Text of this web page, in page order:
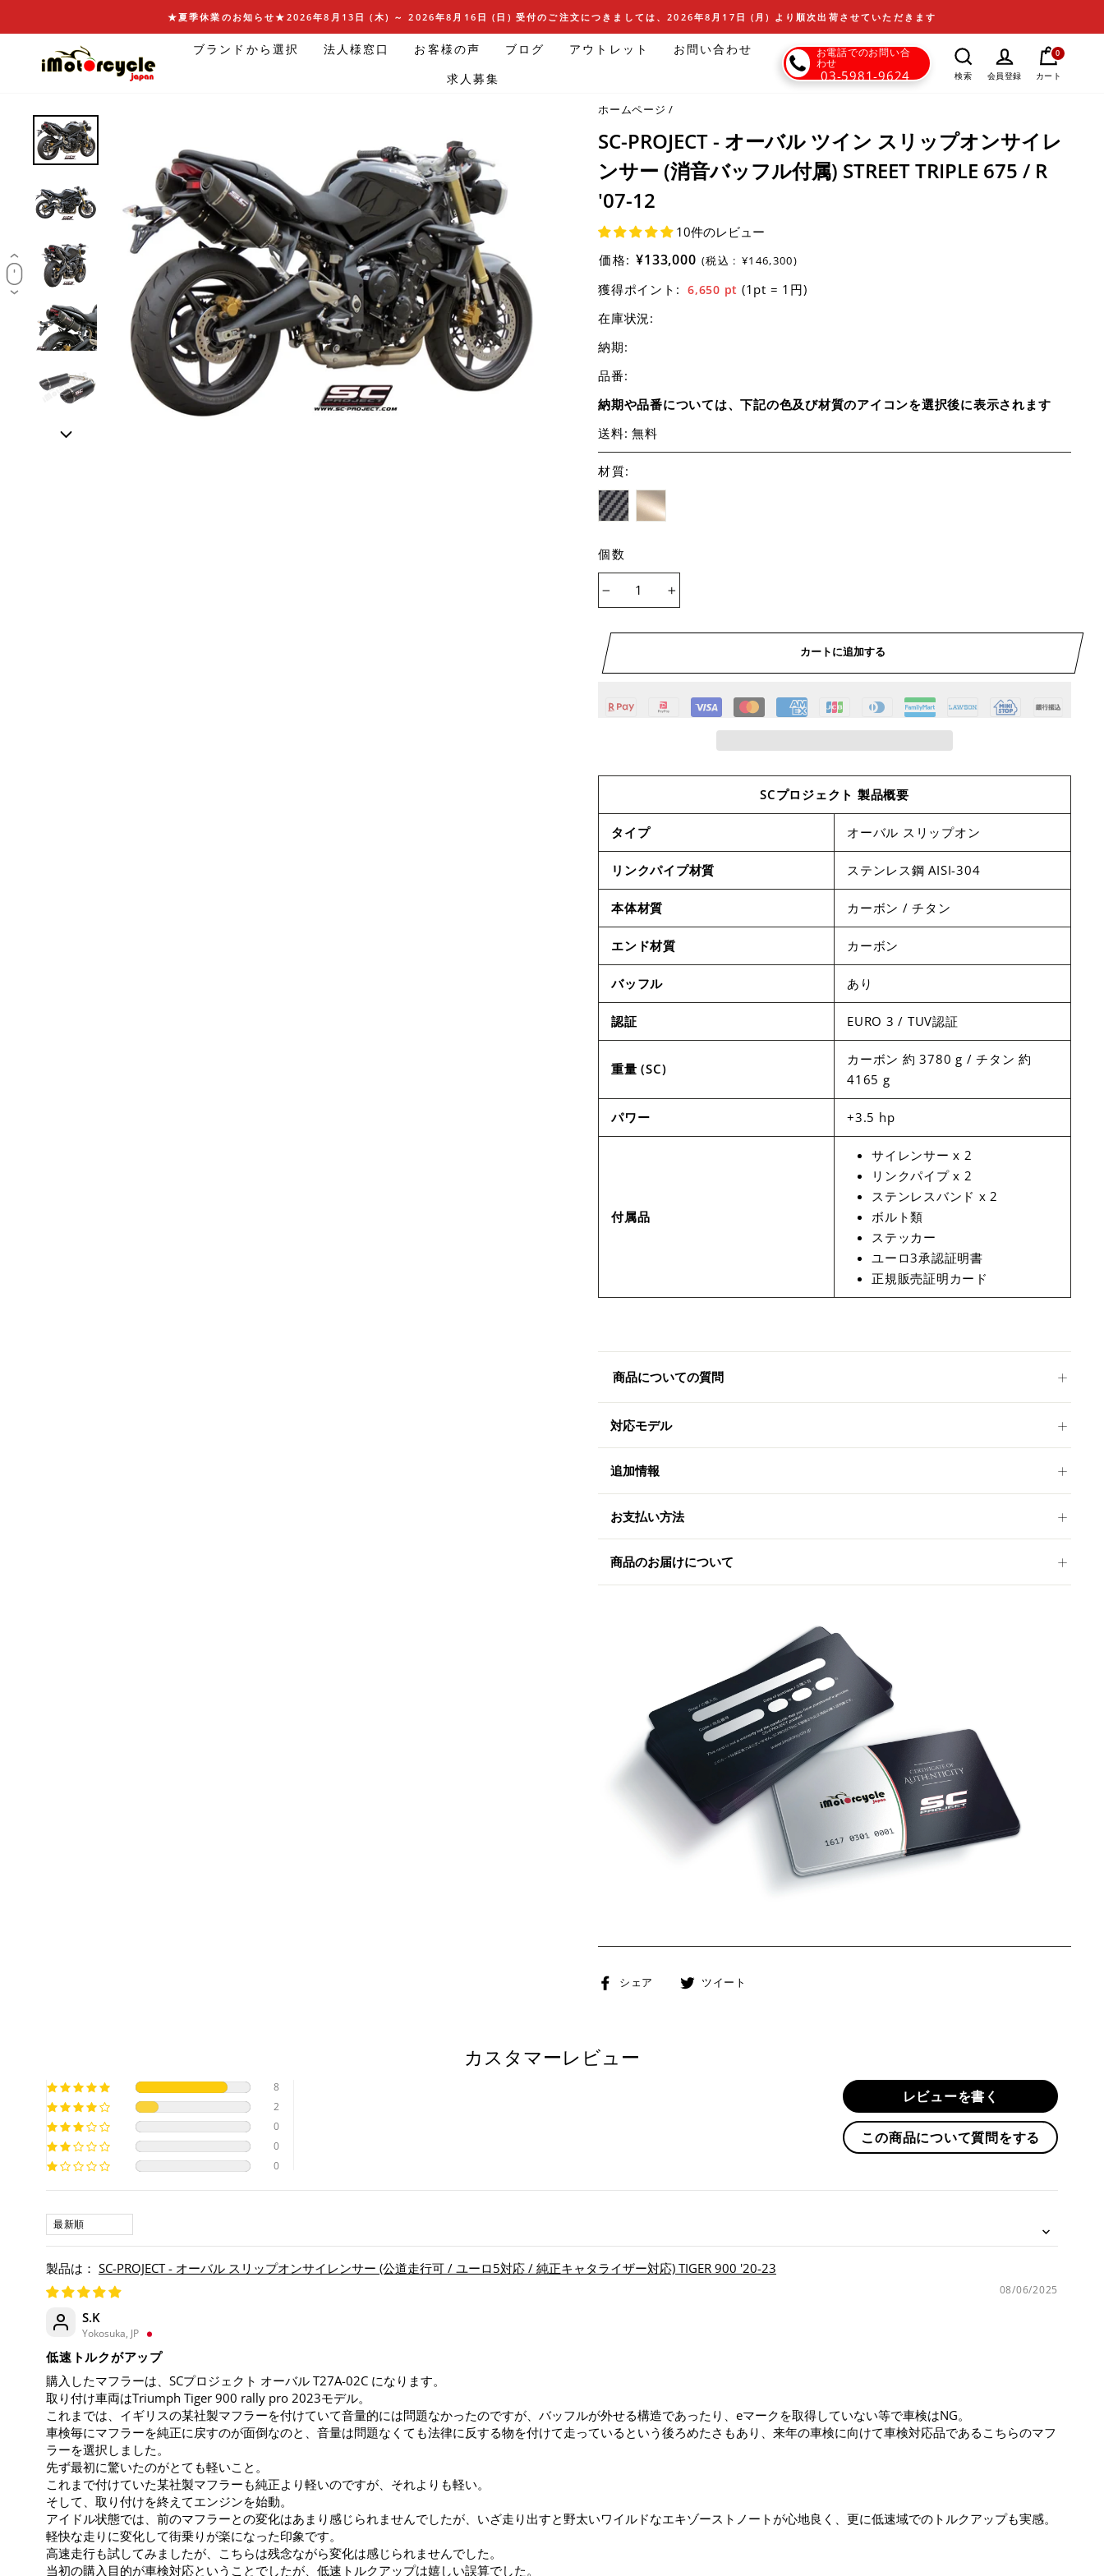
ン
★夏季休業のお知らせ★2026年8月13日 (木) ～ 2026年8月16日 (日) 受付のご注文につきましては、2026年8月17日 (月) より順次出荷させていただきます
ブランドから選択 法人様窓口 お客様の声 ブログ アウトレット
お問い合わせ
求人募集
お電話でのお問い合
わせ
03-5981-9624 検索 会員登録 カート
0
ホームページ /
SC-PROJECT - オーバル ツイン スリップオンサイレ
ンサー (消音バッフル付属) STREET TRIPLE 675 / R
'07-12
10件のレビュー
価格: ¥133,000 (税込 : ¥146,300)
獲得ポイント: 6,650 pt (1pt = 1円)
在庫状況:
納期:
品番:
納期や品番については、下記の色及び材質のアイコンを選択後に表示されます
送料: 無料
材質:
個数
カートに追加する
SCプロジェクト 製品概要
タイプ オーバル スリップオン
リンクパイプ材質 ステンレス鋼 AISI-304
本体材質 カーボン / チタン
エンド材質 カーボン
バッフル あり
認証 EURO 3 / TUV認証
重量 (SC)
カーボン 約 3780 g / チタン 約
4165 g
パワー +3.5 hp
付属品
サイレンサー x 2
リンクパイプ x 2
ステンレスバンド x 2
ボルト類
ステッカー
ユーロ3承認証明書
正規販売証明カード
商品についての質問
対応モデル
追加情報
お支払い方法
商品のお届けについて
シェア
Facebookツイート
カスタマーレビュー
8
2
0
0
0
レビューを書く
この商品について質問をする
SORT BY
SC-PROJECT - オーバル スリップオンサイレンサー (公道走行可 / ユーロ5対応 / 純正キャタライザー対応) TIGER 900 '20-23
08/06/2025
S.K
Yokosuka, JP
低速トルクがアップ
購入したマフラーは、SCプロジェクト オーバル T27A-02C になります。
取り付け車両はTriumph Tiger 900 rally pro 2023モデル。
これまでは、イギリスの某社製マフラーを付けていて音量的には問題なかったのですが、バッフルが外せる構造であったり、eマークを取得していない等で車検はNG。
車検毎にマフラーを純正に戻すのが面倒なのと、音量は問題なくても法律に反する物を付けて走っているという後ろめたさもあり、来年の車検に向けて車検対応品であるこちらのマフ
ラーを選択しました。
先ず最初に驚いたのがとても軽いこと。
これまで付けていた某社製マフラーも純正より軽いのですが、それよりも軽い。
そして、取り付けを終えてエンジンを始動。
アイドル状態では、前のマフラーとの変化はあまり感じられませんでしたが、いざ走り出すと野太いワイルドなエキゾーストノートが心地良く、更に低速域でのトルクアップも実感。
軽快な走りに変化して街乗りが楽になった印象です。
高速走行も試してみましたが、こちらは残念ながら変化は感じられませんでした。
当初の購入目的が車検対応ということでしたが、低速トルクアップは嬉しい誤算でした。